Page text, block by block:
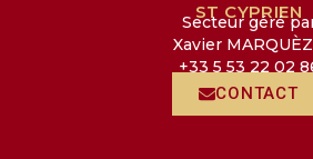
ST CYPRIEN
Secteur géré
Xavier
+33 5 53 22 02
CONTACT